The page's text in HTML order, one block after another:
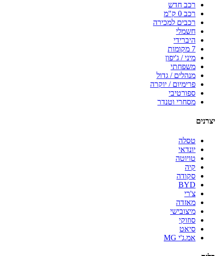
רכב חדש
רכב 0 ק"מ
רכבים למכירה
חשמלי
היברידי
7 מקומות
מיני / ג'יפון
משפחתי
מנהלים / גדול
פרימיום / יוקרה
ספורטיבי
מסחרי וטנדר
יצרנים
טסלה
יונדאי
טויוטה
קיה
סקודה
BYD
צ'רי
מאזדה
מיצובישי
סוזוקי
סיאט
אמ.ג'י MG